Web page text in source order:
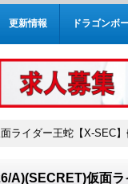
更新情報 ドラゴンボ
ライダー王蛇【X-SEC】
A)(SECRET)仮面